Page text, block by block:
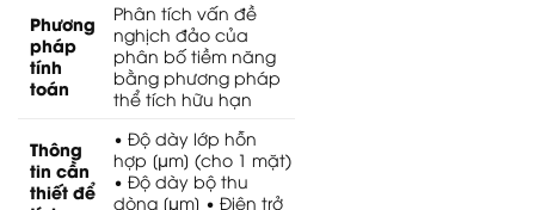
Phương
pháp
tính
toán
Phân tích vấn đề
nghịch đảo của
phân bố tiềm năng
bằng phương pháp
thể tích hữu hạn
Thông
tin cần
thiết để
• Độ dày lớp hỗn
hợp [μm] (cho 1 mặt)
• Độ dày bộ thu
dòng [μm] • Điện trở